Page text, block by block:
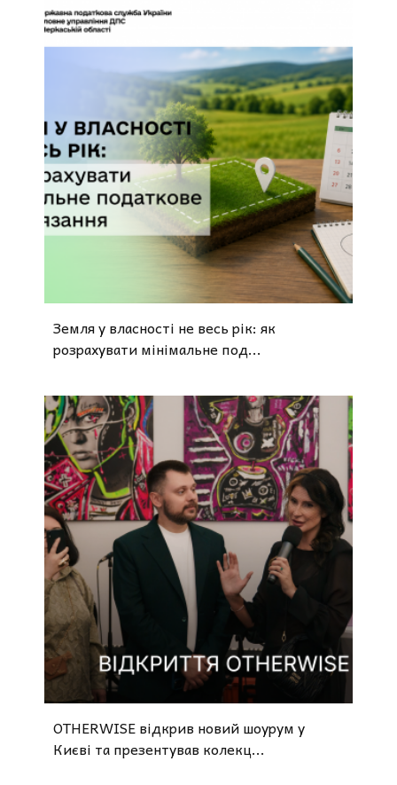
Земля у власності не весь рік: як
розрахувати мінімальне под...
OTHERWISE відкрив новий шоурум у
Києві та презентував колекц...